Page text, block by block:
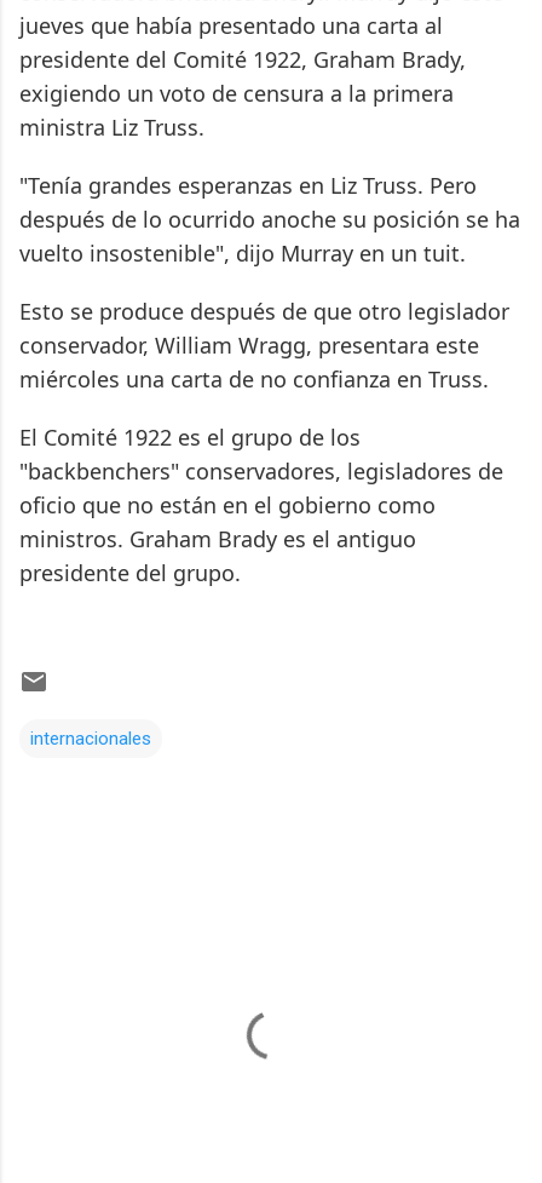
jueves que había presentado una carta al
presidente del Comité 1922, Graham Brady,
exigiendo un voto de censura a la primera
ministra Liz Truss.
"Tenía grandes esperanzas en Liz Truss. Pero
después de lo ocurrido anoche su posición se ha
vuelto insostenible", dijo Murray en un tuit.
Esto se produce después de que otro legislador
conservador, William Wragg, presentara este
miércoles una carta de no confianza en Truss.
El Comité 1922 es el grupo de los
"backbenchers" conservadores, legisladores de
oficio que no están en el gobierno como
ministros. Graham Brady es el antiguo
presidente del grupo.
internacionales